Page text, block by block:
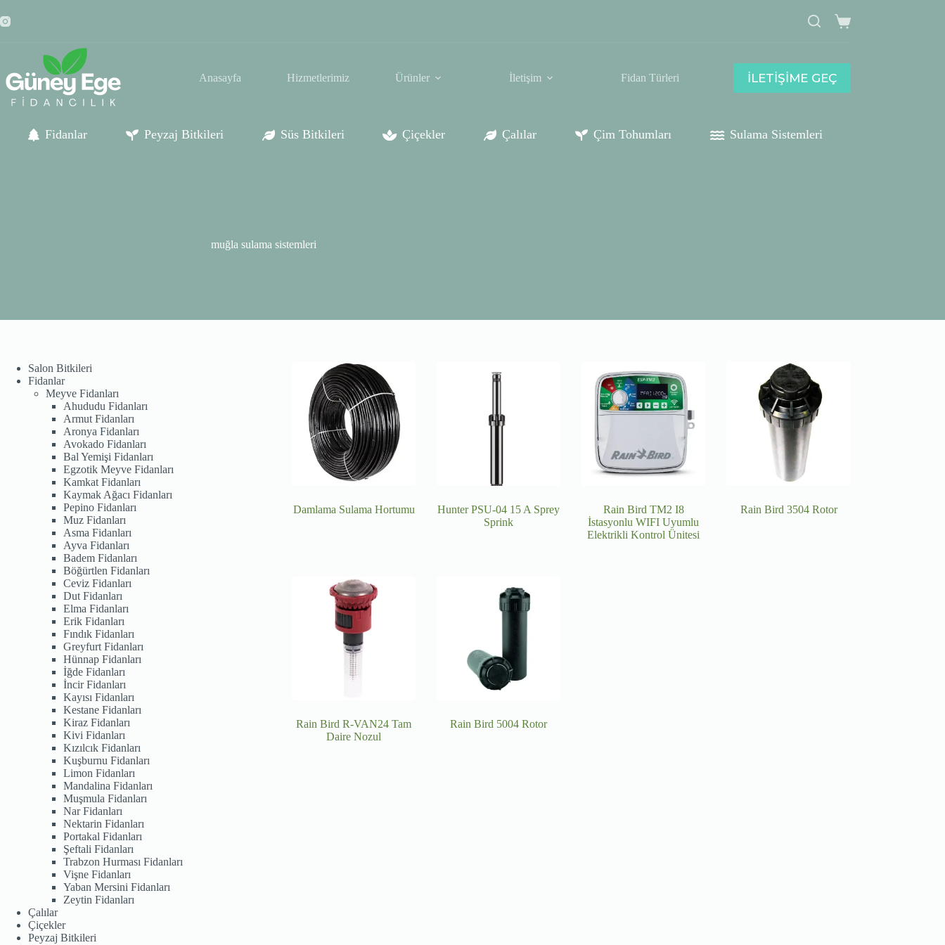
to
content
Shopping
Anasayfa Hizmetlerimiz Ürünler İletişim Fidan Türleri İLETİŞİME GEÇ
Fidanlar Peyzaj Bitkileri Süs Bitkileri Çiçekler Çalılar Çim Tohumları Sulama Sistemleri
muğla sulama sistemleri
Damlama Sulama Hortumu
Hunter PSU-04 15 A Sprey
Sprink
Rain Bird TM2 I8
İstasyonlu WIFI Uyumlu
Elektrikli Kontrol Ünitesi
Rain Bird 3504 Rotor
Rain Bird R-VAN24 Tam
Daire Nozul
Rain Bird 5004 Rotor
Salon Bitkileri
Fidanlar
Meyve Fidanları
Ahududu Fidanları
Armut Fidanları
Aronya Fidanları
Avokado Fidanları
Bal Yemişi Fidanları
Egzotik Meyve Fidanları
Kamkat Fidanları
Kaymak Ağacı Fidanları
Pepino Fidanları
Muz Fidanları
Asma Fidanları
Ayva Fidanları
Badem Fidanları
Böğürtlen Fidanları
Ceviz Fidanları
Dut Fidanları
Elma Fidanları
Erik Fidanları
Fındık Fidanları
Greyfurt Fidanları
Hünnap Fidanları
İğde Fidanları
İncir Fidanları
Kayısı Fidanları
Kestane Fidanları
Kiraz Fidanları
Kivi Fidanları
Kızılcık Fidanları
Kuşburnu Fidanları
Limon Fidanları
Mandalina Fidanları
Muşmula Fidanları
Nar Fidanları
Nektarin Fidanları
Portakal Fidanları
Şeftali Fidanları
Trabzon Hurması Fidanları
Vişne Fidanları
Yaban Mersini Fidanları
Zeytin Fidanları
Çalılar
Çiçekler
Peyzaj Bitkileri